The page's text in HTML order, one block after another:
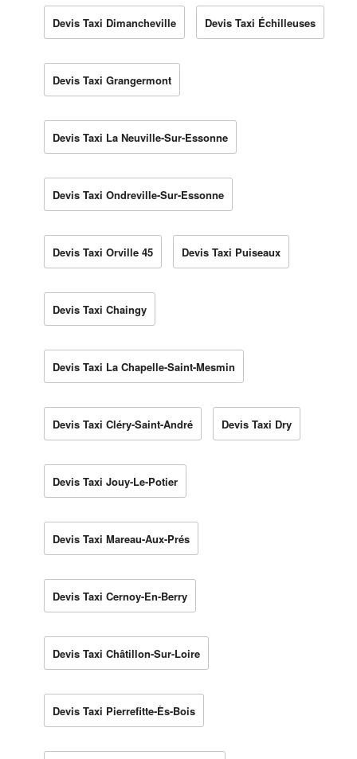
Devis Taxi Dimancheville Devis Taxi Échilleuses
Devis Taxi Grangermont
Devis Taxi La Neuville-Sur-Essonne
Devis Taxi Ondreville-Sur-Essonne
Devis Taxi Orville 45 Devis Taxi Puiseaux
Devis Taxi Chaingy
Devis Taxi La Chapelle-Saint-Mesmin
Devis Taxi Cléry-Saint-André Devis Taxi Dry
Devis Taxi Jouy-Le-Potier
Devis Taxi Mareau-Aux-Prés
Devis Taxi Cernoy-En-Berry
Devis Taxi Châtillon-Sur-Loire
Devis Taxi Pierrefitte-Ès-Bois